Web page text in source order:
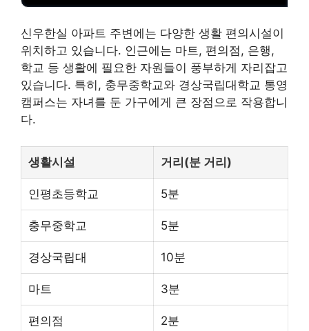
신우한실 아파트 주변에는 다양한 생활 편의시설이
위치하고 있습니다. 인근에는 마트, 편의점, 은행,
학교 등 생활에 필요한 자원들이 풍부하게 자리잡고
있습니다. 특히, 충무중학교와 경상국립대학교 통영
캠퍼스는 자녀를 둔 가구에게 큰 장점으로 작용합니
다.
생활시설 거리(분 거리)
인평초등학교 5분
충무중학교 5분
경상국립대 10분
마트 3분
편의점 2분